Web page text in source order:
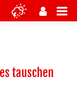
tauschen